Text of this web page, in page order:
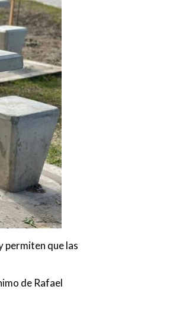
permiten que las
de Rafael